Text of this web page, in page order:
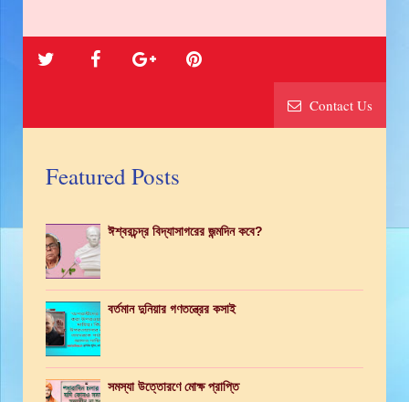
Contact Us
Featured Posts
ঈশ্বরচন্দ্র বিদ্যাসাগরের জন্মদিন কবে?
বর্তমান দুনিয়ার গণতন্ত্রের কসাই
সমস্যা উত্তোরণে মোক্ষ প্রাপ্তি